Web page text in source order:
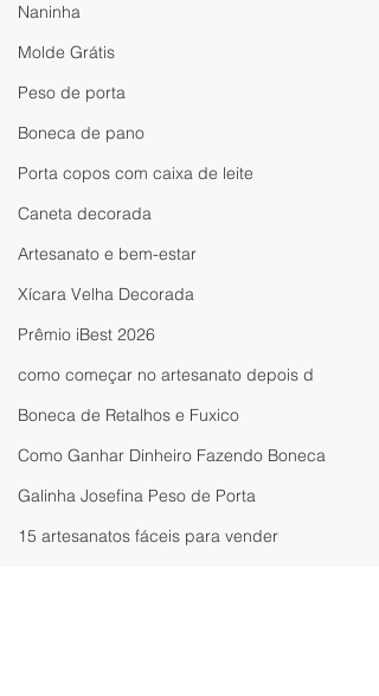
Naninha
Molde Grátis
Peso de porta
Boneca de pano
Porta copos com caixa de leite
Caneta decorada
Artesanato e bem-estar
Xícara Velha Decorada
Prêmio iBest 2026
como começar no artesanato depois d
Boneca de Retalhos e Fuxico
Como Ganhar Dinheiro Fazendo Boneca
Galinha Josefina Peso de Porta
15 artesanatos fáceis para vender